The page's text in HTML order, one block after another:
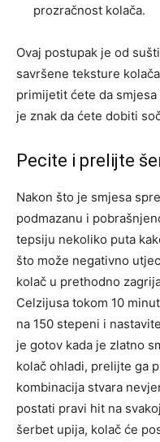
prozračnost kolača.
Ovaj postupak je od
savršene teksture
primijetit ćete da
je znak da ćete dobiti
Pecite i prelijte
Nakon što je smjesa
podmazanu i
tepsiju nekoliko puta
što može negativno
kolač u prethodno
Celzijusa tokom 10
na 150 stepeni i
je gotov kada je zlatno
kolač ohladi, prelijte ga
kombinacija stvara
postati pravi hit na
šerbet upija, kolač će